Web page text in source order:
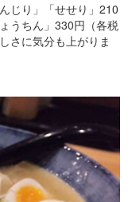
じり」「せせり」210
うちん」330円（各税
さに気分も上がりま